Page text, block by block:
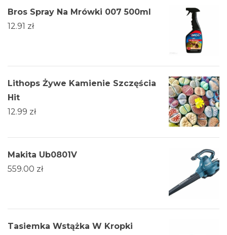
Bros Spray Na Mrówki 007 500ml
12.91 zł
Lithops Żywe Kamienie Szczęścia
Hit
12.99 zł
Makita Ub0801V
559.00 zł
Tasiemka Wstążka W Kropki